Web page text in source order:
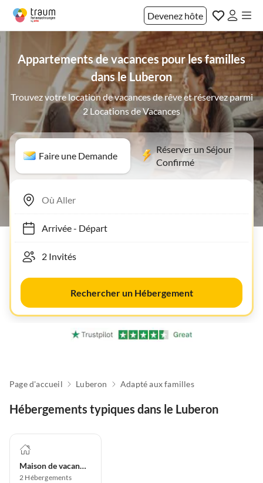
Devenez hôte
Appartements de vacances pour les familles
dans le Luberon
Trouvez votre location de vacances de rêve et réservez parmi
2 Locations de Vacances
Faire une Demande
Réserver un Séjour
Confirmé
Arrivée- Départ
Rechercher un Hébergement
Page d'accueil Luberon Adapté aux familles
Hébergements typiques dans le Luberon
Maison de vacances
2 Hébergements